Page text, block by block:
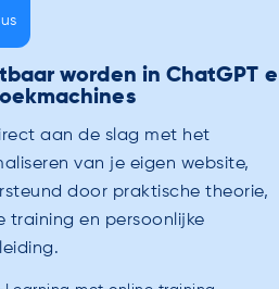
worden in ChatGPT
aan de slag met het
van je eigen website,
door praktische theorie,
training en persoonlijke